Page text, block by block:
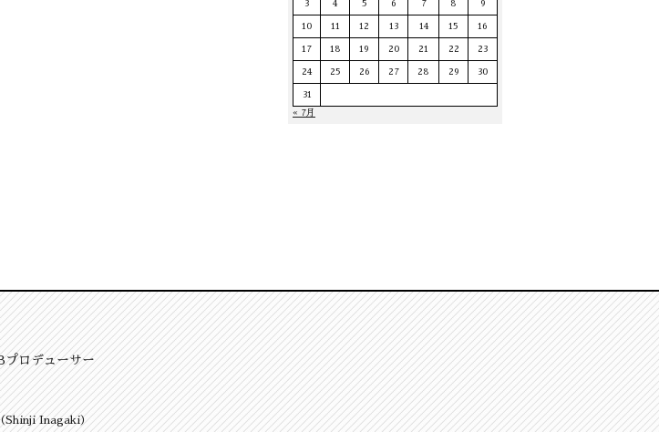
3 4 5 6 7 8 9
10 11 12 13 14 15 16
17 18 19 20 21 22 23
24 25 26 27 28 29 30
31
« 7月
プロデューサー
Shinji Inagaki）